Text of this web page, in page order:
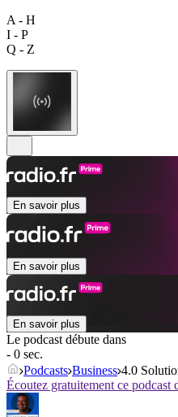
A - H
I - P
Q - Z
En savoir plus
En savoir plus
En savoir plus
Le podcast débute dans
- 0 sec.
Podcasts Business 4.0
Écoutez gratuitement ce podcast